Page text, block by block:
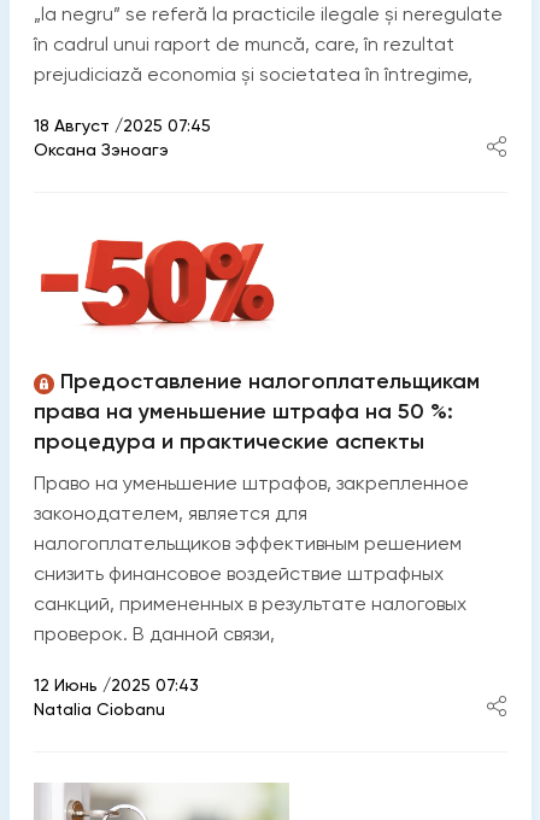
„la negru” se referă la practicile ilegale și neregulate
în cadrul unui raport de muncă, care, în rezultat
prejudiciază economia și societatea în întregime,
18 Август /2025 07:45
Оксана Зэноагэ
Предоставление налогоплательщикам
права на уменьшение штрафа на 50 %:
процедура и практические аспекты
Право на уменьшение штрафов, закрепленное
законодателем, является для
налогоплательщиков эффективным решением
снизить финансовое воздействие штрафных
санкций, примененных в результате налоговых
проверок. В данной связи,
12 Июнь /2025 07:43
Natalia Ciobanu